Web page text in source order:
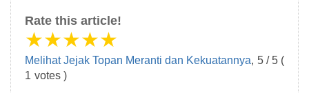
Rate this article!
★★★★★
Melihat Jejak Topan Meranti dan Kekuatannya, 5 / 5 (
1 votes )